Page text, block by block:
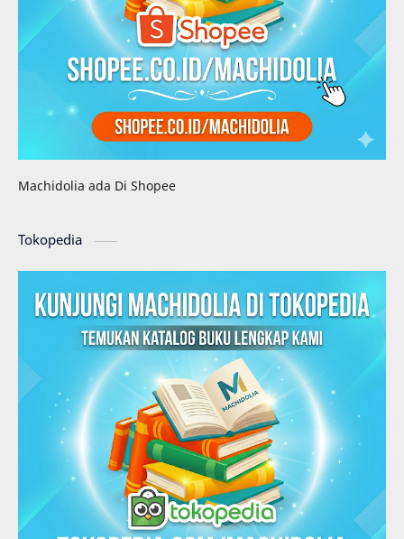
Machidolia ada Di Shopee
Tokopedia